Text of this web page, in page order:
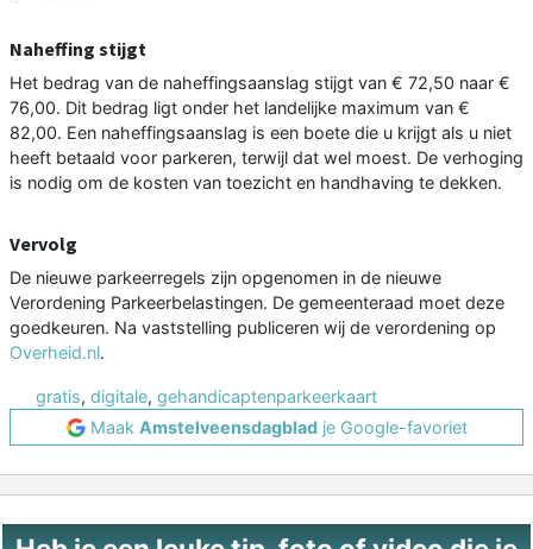
Naheffing stijgt
Het bedrag van de naheffingsaanslag stijgt van € 72,50 naar €
76,00. Dit bedrag ligt onder het landelijke maximum van €
82,00. Een naheffingsaanslag is een boete die u krijgt als u niet
heeft betaald voor parkeren, terwijl dat wel moest. De verhoging
is nodig om de kosten van toezicht en handhaving te dekken.
Vervolg
De nieuwe parkeerregels zijn opgenomen in de nieuwe
Verordening Parkeerbelastingen. De gemeenteraad moet deze
goedkeuren. Na vaststelling publiceren wij de verordening op
Overheid.nl.
gratis, digitale, gehandicaptenparkeerkaart
Maak Amstelveensdagbladje Google-favoriet